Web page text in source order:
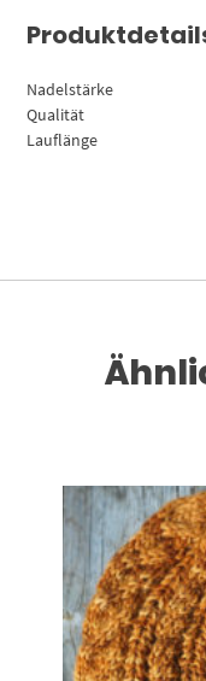
Nadelstärke
Qualität
Lauflänge